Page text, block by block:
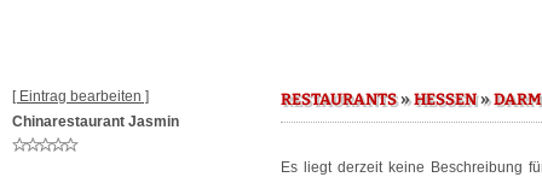
[ Eintrag bearbeiten ]
Chinarestaurant Jasmin
RESTAURANTS»HESSEN»
Es liegt derzeit keine Beschreibung